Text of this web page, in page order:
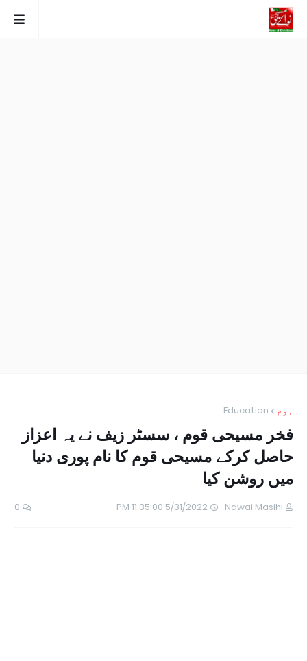
ہوم Education
فخر مسیحی قوم ، سسٹر زیف نے یہ اعزاز
حاصل کرکے مسیحی قوم کا نام پوری دنیا
میں روشن کیا
Nawai Masihi
5/31/2022 11:35:00 PM
0